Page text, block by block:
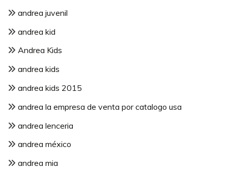
andrea juvenil
andrea kid
Andrea Kids
andrea kids
andrea kids 2015
andrea la empresa de venta por catalogo usa
andrea lenceria
andrea méxico
andrea mia